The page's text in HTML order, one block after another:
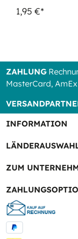
1,95 €*
ZAHLUNG
MasterCard, AmEx
INFORMATION
ZUM